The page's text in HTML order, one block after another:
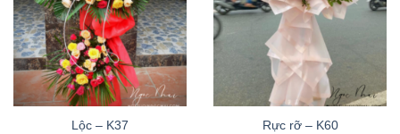
Lộc – K37
Rực rỡ – K60